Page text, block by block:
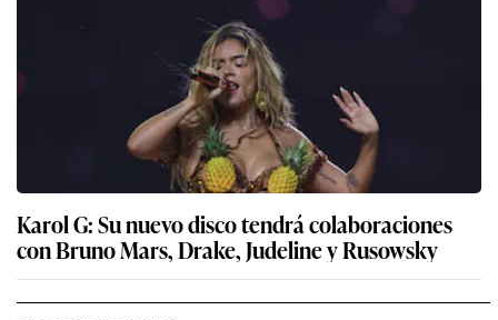
Karol G: Su nuevo disco tendrá colaboraciones
con Bruno Mars, Drake, Judeline y Rusowsky